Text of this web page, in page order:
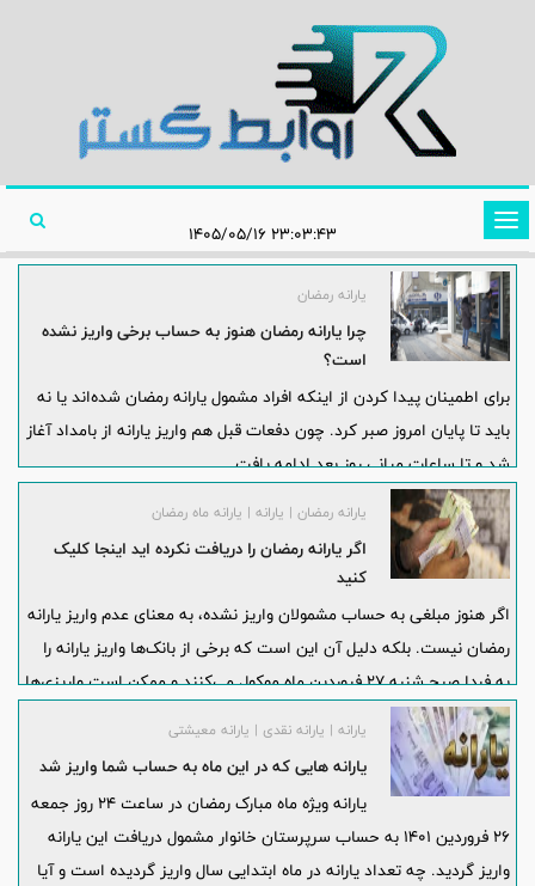
تغییر
وضعیت
ناوبری
یارانه رمضان
چرا یارانه رمضان هنوز به حساب برخی واریز نشده
است؟
برای اطمینان پیدا کردن از اینکه افراد مشمول یارانه رمضان شده‌اند یا نه
باید تا پایان امروز صبر کرد. چون دفعات قبل هم واریز یارانه از بامداد آغاز
شد و تا ساعات میانی روز بعد ادامه یافت.
یارانه رمضان | یارانه | یارانه ماه رمضان
اگر یارانه رمضان را دریافت نکرده اید اینجا کلیک
کنید
اگر هنوز مبلغی به حساب مشمولان واریز نشده، به معنای عدم واریز یارانه
رمضان نیست. بلکه دلیل آن این است که برخی از بانک‌ها واریز یارانه را
به فردا صبح شنبه ۲۷ فروردین ماه موکول می‌کنند و ممکن است واریزی‌ها
تا ظهر یا حتی عصر هم به طول بینجامد.
یارانه | یارانه نقدی | یارانه معیشتی
یارانه هایی که در این ماه به حساب شما واریز شد
یارانه ویژه ماه مبارک رمضان در ساعت ۲۴ روز جمعه
۲۶ فروردین ۱۴۰۱ به حساب سرپرستان خانوار مشمول دریافت این یارانه
واریز گردید. چه تعداد یارانه در ماه ابتدایی سال واریز گردیده است و آیا